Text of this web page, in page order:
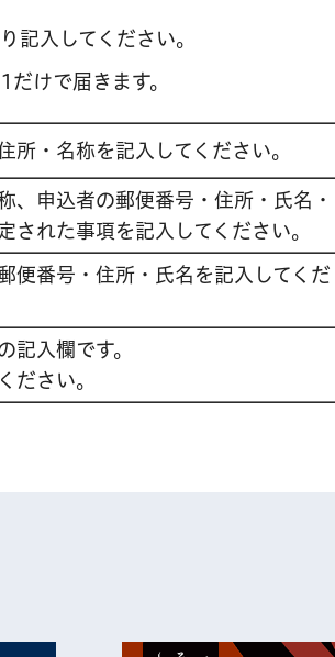
記入してください。
けで届きます。
所・名称を記入してください。
、申込者の郵便番号・住所・氏名・
された事項を記入してください。
便番号・住所・氏名を記入してくだ
記入欄です。
ださい。